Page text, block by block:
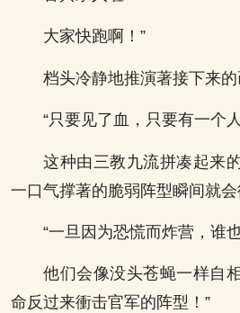
大家快跑啊！”
档头冷静地推演著接下来的
“只要见了血，只要有一个
这种由三教九流拼凑起来
一口气撑著的脆弱阵型瞬间就会
“一旦因为恐慌而炸营，谁
他们会像没头苍蝇一样自
命反过来衝击官军的阵型！”